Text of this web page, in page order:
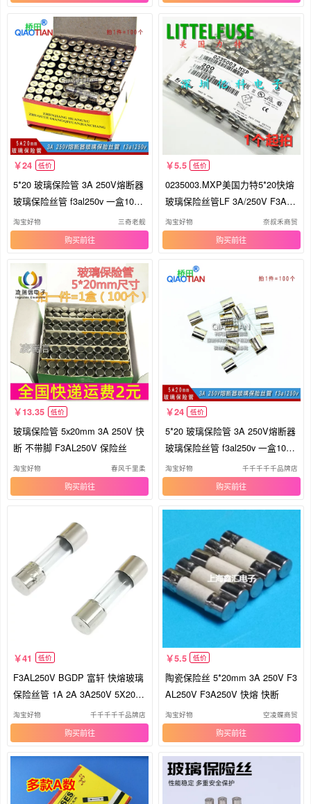
24 低价
5*20 玻璃保险管 3A 250V熔断器
玻璃保险丝管 f3al250v 一盒100
只
淘宝好物 三奇老舰
购买
5.5 低价
0235003.MXP美国力特5*20快熔
玻璃保险丝管LF 3A/250V F3AL2
50V安
淘宝好物 奈叔禾商贸
购买
13.35 低价
玻璃保险管 5x20mm 3A 250V 快
断 不带脚 F3AL250V 保险丝
淘宝好物 春风千里柔
购买
24 低价
5*20 玻璃保险管 3A 250V熔断器
玻璃保险丝管 f3al250v 一盒100
只
淘宝好物 千千千千千品牌店
购买
41 低价
F3AL250V BGDP 富轩 快熔玻璃
保险丝管 1A 2A 3A250V 5X20m
m BGXP
淘宝好物 千千千千千品牌店
购买
5.5 低价
陶瓷保险丝 5*20mm 3A 250V F3
AL250V F3A250V 快熔 快断
淘宝好物 空凌蝶商贸
购买